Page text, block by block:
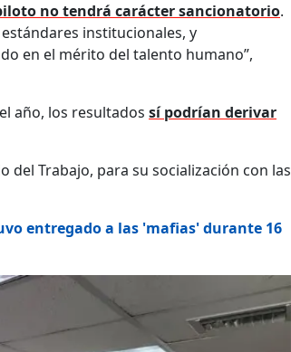
no tendrá carácter sancionatorio.
institucionales, y
en el mérito del talento humano”,
año, los resultados sí podrían derivar
Trabajo, para su socialización con las
entregado a las 'mafias' durante 16